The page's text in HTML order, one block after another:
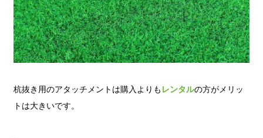
杭抜き用のアタッチメントは購入よりも レンタルの方がメリッ
トは大きいです。